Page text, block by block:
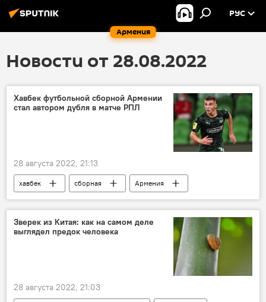
Армения
РУС
Новости от 28.08.2022
Хавбек футбольной сборной Армении
стал автором дубля в матче РПЛ
28 августа 2022, 21:13
хавбек сборная
Армения
Спорт
Новости Армения футбол
Зверек из Китая: как на самом деле
выглядел предок человека
28 августа 2022, 21:03